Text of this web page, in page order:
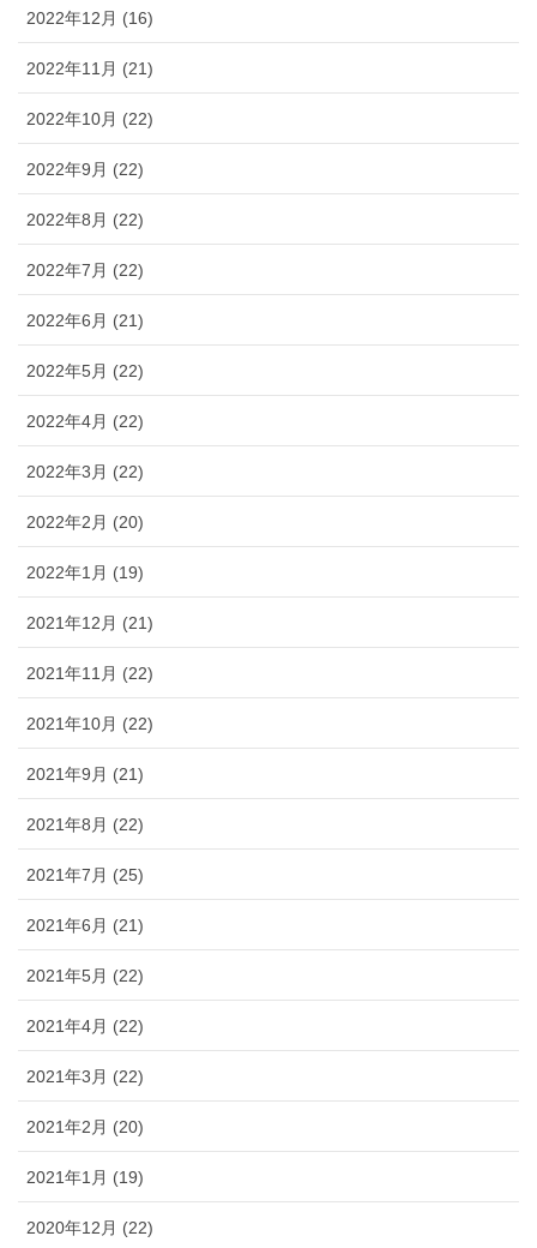
2022年12月 (16)
2022年11月 (21)
2022年10月 (22)
2022年9月 (22)
2022年8月 (22)
2022年7月 (22)
2022年6月 (21)
2022年5月 (22)
2022年4月 (22)
2022年3月 (22)
2022年2月 (20)
2022年1月 (19)
2021年12月 (21)
2021年11月 (22)
2021年10月 (22)
2021年9月 (21)
2021年8月 (22)
2021年7月 (25)
2021年6月 (21)
2021年5月 (22)
2021年4月 (22)
2021年3月 (22)
2021年2月 (20)
2021年1月 (19)
2020年12月 (22)